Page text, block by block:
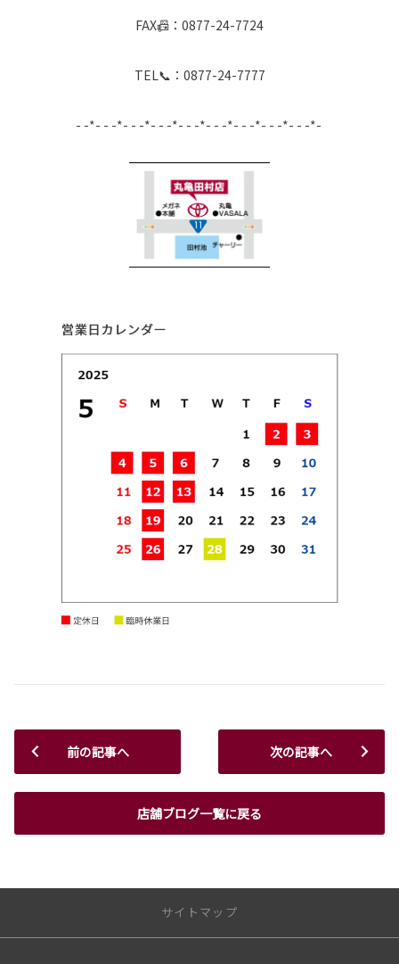
FAX📠：0877-24-7724
TEL📞：0877-24-7777
- -*- - -*- - -*- - -*- - -*- - -*- - -*- - -*- - -*-
前の記事へ
店舗ブログ一覧に戻る
次の記事へ
サイトマップ